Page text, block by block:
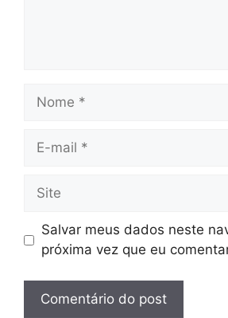
Nome
Site
Salvar meus dados neste
próxima vez que eu